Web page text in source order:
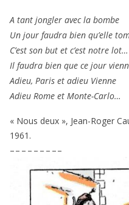
A tant jon­gler avec la bombe
Un jour fau­dra bien qu’elle
C’est son but et c’est notre lot…
Il fau­dra bien que ce jour
Adieu, Paris et adieu Vienne
Adieu Rome et Monte-Carlo…
« Nous deux », Jean-Roger
1961 .
– – – – – – – – –